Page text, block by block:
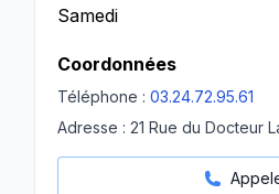
Samedi
Coordonnées
Téléphone : 03.24.72.95.61
Adresse : 21 Rue du Docteur